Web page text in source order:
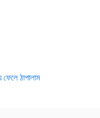
ফেলে ঠাপালাম